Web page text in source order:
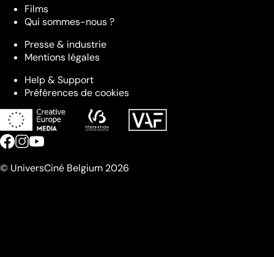
Films
Qui sommes-nous ?
Presse & industrie
Mentions légales
Help & Support
Préférences de cookies
© UniversCiné Belgium 2026